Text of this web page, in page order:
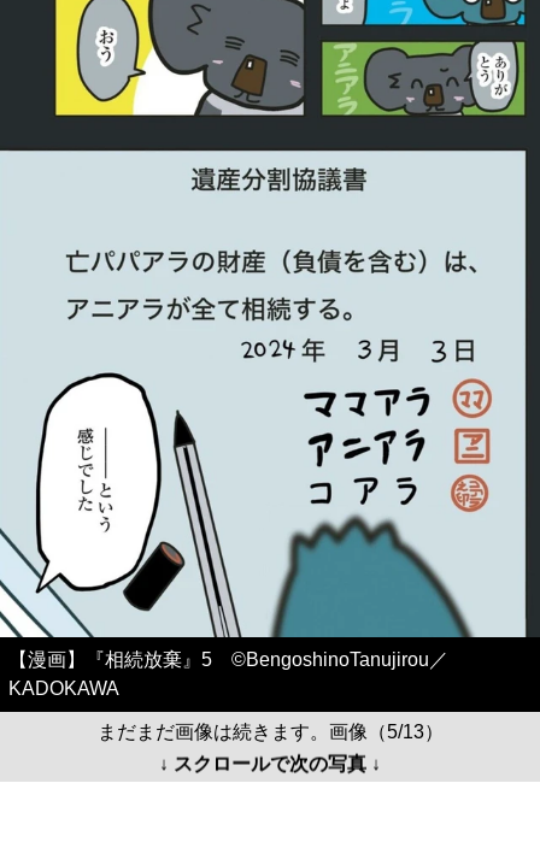
【漫画】『相続放棄』5 ©BengoshinoTanujirou／
KADOKAWA
まだまだ画像は続きます。画像（5/13）
↓ スクロールで次の写真 ↓